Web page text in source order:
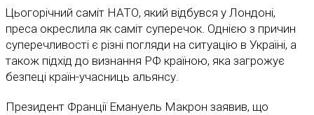
Цьогорічний саміт НАТО, який відбувся у Лондоні,
преса окреслила як саміт суперечок. Однією з причин
суперечливості є різні погляди на ситуацію в Україні, а
також підхід до визнання РФ країною, яка загрожує
безпеці країн-учасниць альянсу.
Президент Франції Емануель Макрон заявив, що